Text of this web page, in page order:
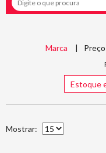
Marca Preço
Estoque
Mostrar: